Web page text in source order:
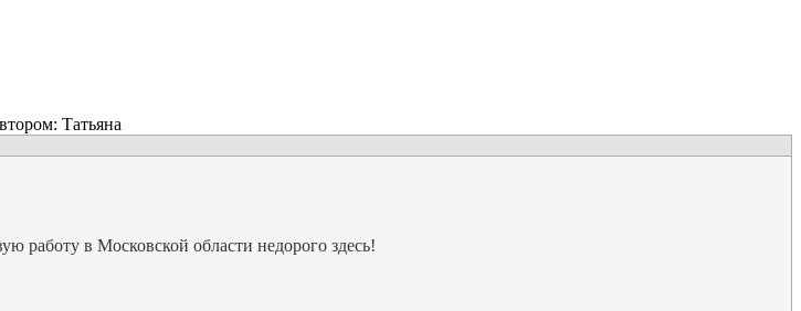
Татьяна
работу в Московской области недорого здесь!